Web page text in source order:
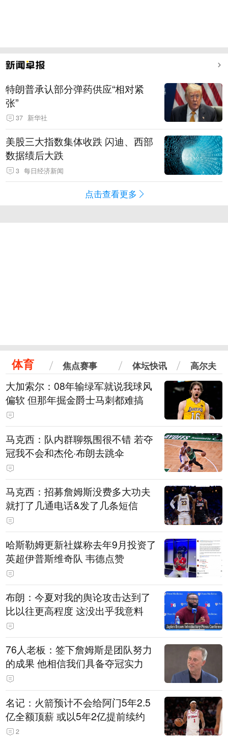
特朗普承认部分弹药供应“相对紧
张”
37 新华社
美股三大指数集体收跌 闪迪、西部
数据绩后大跌
3 每日经济新闻
点击查看更多
体育 焦点赛事 体坛快讯 高尔夫
大加索尔：08年输绿军就说我球风
偏软 但那年掘金爵士马刺都难搞
马克西：队内群聊氛围很不错 若夺
冠我不会和杰伦·布朗去跳伞
马克西：招募詹姆斯没费多大功夫
就打了几通电话&发了几条短信
哈斯勒姆更新社媒称去年9月投资了
英超伊普斯维奇队 韦德点赞
布朗：今夏对我的舆论攻击达到了
比以往更高程度 这没出乎我意料
76人老板：签下詹姆斯是团队努力
的成果 他相信我们具备夺冠实力
名记：火箭预计不会给阿门5年2.5
亿全额顶薪 或以5年2亿提前续约
2